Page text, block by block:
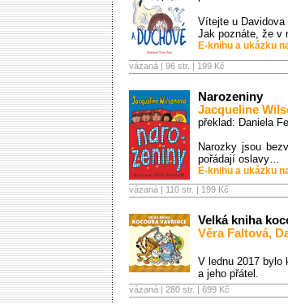
Vítejte u Davidova
Jak poznáte, že v
E-knihu a ukázku
vázaná | 96 str. | 199 Kč
Narozeniny
Jacqueline
překlad: Daniela
Narozky jsou
pořádají oslavy…
E-knihu a ukázku
vázaná | 110 str. | 199 Kč
Velká kniha
Věra Faltová,
V lednu 2017 bylo
a jeho přátel.
vázaná | 280 str. | 699 Kč